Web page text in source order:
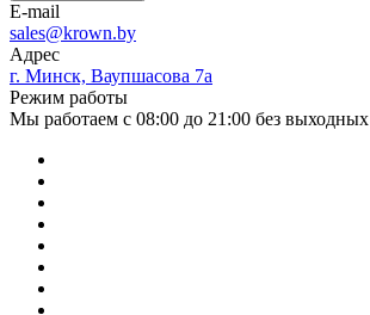
E-mail
sales@krown.by
Адрес
г. Минск, Ваупшасова 7а
Режим работы
Мы работаем с 08:00 до 21:00 без выходных